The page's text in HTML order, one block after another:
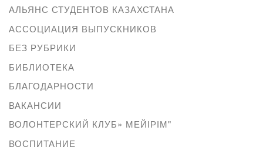
АЛЬЯНС СТУДЕНТОВ КАЗАХСТАНА
АССОЦИАЦИЯ ВЫПУСКНИКОВ
БЕЗ РУБРИКИ
БИБЛИОТЕКА
БЛАГОДАРНОСТИ
ВАКАНСИИ
ВОЛОНТЕРСКИЙ КЛУБ» МЕЙІРІМ"
ВОСПИТАНИЕ